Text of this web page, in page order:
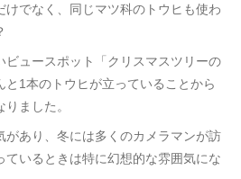
けでなく、同じマツ科のトウヒも使わ
ビュースポット「クリスマスツリーの
と1本のトウヒが立っていることから
ました。
があり、冬には多くのカメラマンが訪
ているときは特に幻想的な雰囲気にな